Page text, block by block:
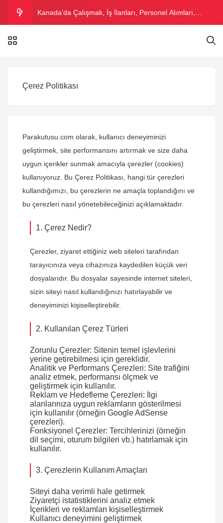
Kanada’da Çalışmak, İş İlanları, Personel Alımları,
Kızılay Personel Maaşı 2026 – Kızılay Çalışma Şartları
Fiyatları
Kıbrıs’ta Sigara Fiyatları 2026 – Kıbrıs Sigara Markaları
Ortalama Kazancı 2026
Çerez Politikası
Parakutusu.com olarak, kullanıcı deneyiminizi
geliştirmek, site performansını artırmak ve size daha
uygun içerikler sunmak amacıyla çerezler (cookies)
kullanıyoruz. Bu Çerez Politikası, hangi tür çerezleri
kullandığımızı, bu çerezlerin ne amaçla toplandığını ve
bu çerezleri nasıl yönetebileceğinizi açıklamaktadır.
1. Çerez Nedir?
Çerezler, ziyaret ettiğiniz web siteleri tarafından
tarayıcınıza veya cihazınıza kaydedilen küçük veri
dosyalarıdır. Bu dosyalar sayesinde internet siteleri,
sizin siteyi nasıl kullandığınızı hatırlayabilir ve
deneyiminizi kişiselleştirebilir.
2. Kullanılan Çerez Türleri
Zorunlu Çerezler: Sitenin temel işlevlerini
yerine getirebilmesi için gereklidir.
Analitik ve Performans Çerezleri: Site trafiğini
analiz etmek, performansı ölçmek ve
geliştirmek için kullanılır.
Reklam ve Hedefleme Çerezleri: İlgi
alanlarınıza uygun reklamların gösterilmesi
için kullanılır (örneğin Google AdSense
çerezleri).
Fonksiyonel Çerezler: Tercihlerinizi (örneğin
dil seçimi, oturum bilgileri vb.) hatırlamak için
kullanılır.
3. Çerezlerin Kullanım Amaçları
Siteyi daha verimli hale getirmek
Ziyaretçi istatistiklerini analiz etmek
İçerikleri ve reklamları kişiselleştirmek
Kullanıcı deneyimini geliştirmek